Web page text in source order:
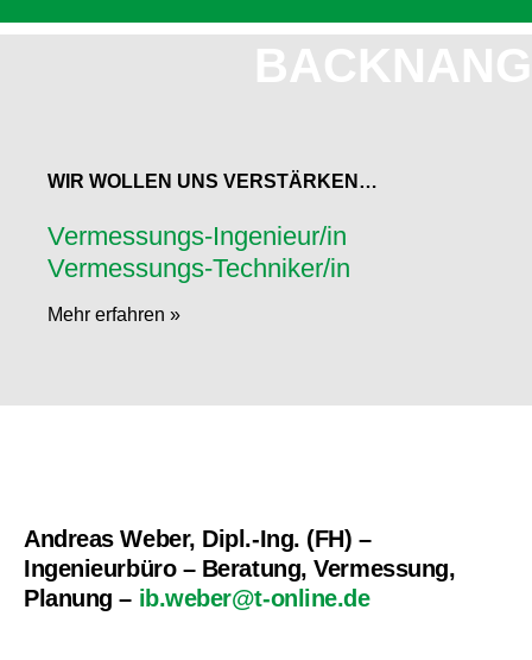
BACKNANG
WIR WOLLEN UNS VERSTÄRKEN…
Vermessungs-Ingenieur/in
Vermessungs-Techniker/in
Mehr erfahren »
Andreas Weber, Dipl.-Ing. (FH) –
Ingenieurbüro – Beratung, Vermessung,
Planung – ib.weber@t-online.de